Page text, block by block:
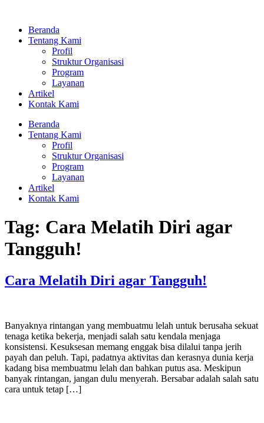
kontenBeranda
Tentang Kami
Profil
Struktur Organisasi
Program
Layanan
Artikel
Kontak Kami
Beranda
Tentang Kami
Profil
Struktur Organisasi
Program
Layanan
Artikel
Kontak Kami
Tag: Cara Melatih Diri agar
Tangguh!
Cara Melatih Diri agar Tangguh!
Banyaknya rintangan yang membuatmu lelah untuk berusaha sekuat
tenaga ketika bekerja, menjadi salah satu kendala menjaga
konsistensi. Kesuksesan memang enggak bisa dilalui tanpa jerih
payah dan peluh. Tapi, padatnya aktivitas dan kerasnya dunia kerja
kadang bisa membuatmu lelah dan bahkan putus asa. Meskipun
banyak rintangan, jangan dulu menyerah. Bersabar adalah salah satu
cara untuk tetap […]